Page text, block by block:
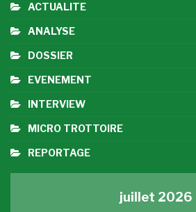
ACTUALITE
ANALYSE
DOSSIER
EVENEMENT
INTERVIEW
MICRO TROTTOIRE
REPORTAGE
juillet 2026